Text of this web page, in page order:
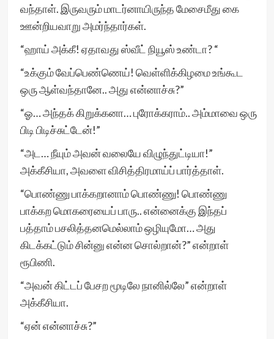
வந்தாள். இருவரும் மாடர்னாயிருந்த மேசைமீது கை
ஊன்றியவாறு அமர்ந்தார்கள்.
“ஹாய் அக்கீ! ஏதாவது ஸ்வீட் நியூஸ் உண்டா? “
“உக்கும் வேப்பெண்ணெய்! வெள்ளிக்கிழமை உங்கூட
ஒரு ஆள்வந்தானே.. அது என்னாச்சு?”
“ஓ… அந்தக் கிறுக்கனா… புரோக்கராம்.. அம்மாவை ஒரு
பிடி பிடிச்சுட்டேன்!”
“அட… நீயும் அவன் வலையே விழுந்துட்டியா!”
அக்கீசியா, அவளை விசித்திரமாய்ப் பார்த்தாள்.
“பொண்ணு பாக்கறானாம் பொண்ணு! பொண்ணு
பாக்கற மொகரையைப் பாரு.. என்னைக்கு இந்தப்
பத்தாம் பசலித்தனமெல்லாம் ஒழியுமோ… அது
கிடக்கட்டும் சின்னு என்ன சொல்றான்?” என்றாள்
ரூபிணி.
“அவன் கிட்டப் பேசற மூடிலே நானில்லே” என்றாள்
அக்கீசியா.
“ஏன் என்னாச்சு?”